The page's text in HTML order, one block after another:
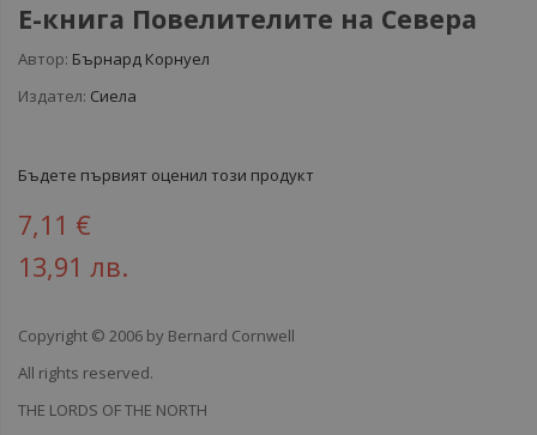
Е-книга Повелителите на Севера
Автор: Бърнард Корнуел
Издател: Сиела
Бъдете първият оценил този продукт
7,11 €
13,91 лв.
Copyright © 2006 by Bernard Cornwell
All rights reserved.
THE LORDS OF THE NORTH